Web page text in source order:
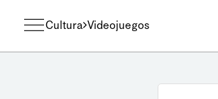
Cultura Videojuegos